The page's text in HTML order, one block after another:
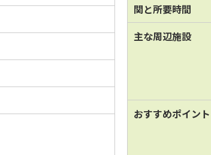
関と所要時間
主な周辺施設
おすすめポイント